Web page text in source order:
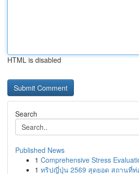
HTML is disabled
Search
Published News
1 Comprehensive Stress
1 ทริปญี่ปุ่น 2569 สุดยอด สถานที่ท่